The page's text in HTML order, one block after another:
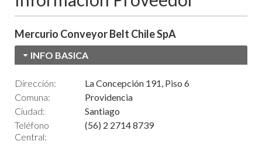
Mercurio Conveyor Belt Chile SpA
INFO BASICA
Dirección:
La Concepción 191, Piso 6
Comuna:
Providencia
Ciudad:
Santiago
Teléfono
Central:
(56) 2 2714 8739